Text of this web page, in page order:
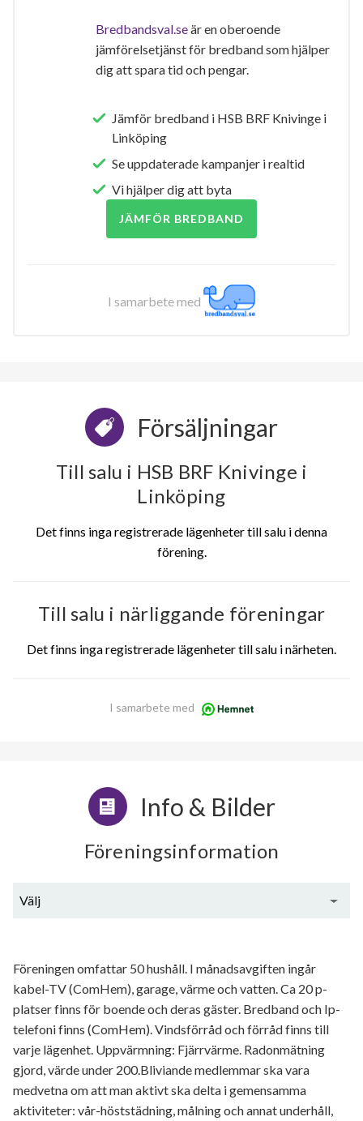
Bredbandsval.seär en oberoende
jämförelsetjänst för bredband som hjälper
dig att spara tid och pengar.
Jämför bredband i HSB BRF Knivinge i
Linköping
Se uppdaterade kampanjer i realtid
Vi hjälper dig att byta
JÄMFÖR BREDBAND
I samarbete med
Försäljningar
Till salu i HSB BRF Knivinge i
Linköping
Det finns inga registrerade lägenheter till salu i denna
förening.
Till salu i närliggande föreningar
Det finns inga registrerade lägenheter till salu i närheten.
I samarbete med
Info & Bilder
Föreningsinformation
Välj
Föreningen omfattar 50 hushåll. I månadsavgiften ingår
kabel-TV (ComHem), garage, värme och vatten. Ca 20 p-
platser finns för boende och deras gäster. Bredband och Ip-
telefoni finns (ComHem). Vindsförråd och förråd finns till
varje lägenhet. Uppvärmning: Fjärrvärme. Radonmätning
gjord, värde under 200.Bliviande medlemmar ska vara
medvetna om att man aktivt ska delta i gemensamma
aktiviteter: vår-höststädning, målning och annat underhåll,